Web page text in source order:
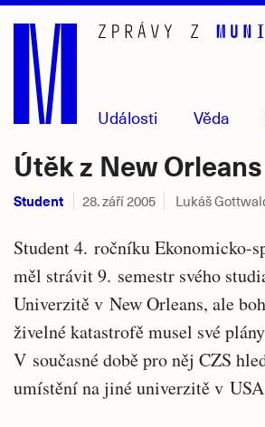
Přejít
hlavní
obsah
Události Věda
Útěk z New Orleans
Student 28. září 2005 Lukáš
Student 4. ročníku Ekonomicko-
měl strávit 9. semestr svého
Univerzitě v New Orleans, ale
živelné katastrofě musel své
V současné době pro něj CZS
umístění na jiné univerzitě v